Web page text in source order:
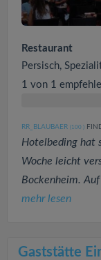
Restaurant
Persisch,
1 von 1
RR_BLAUBAER (100 )
Hotelbeding hat
Woche leicht
Bockenheim.
mehr lesen
Gaststätte